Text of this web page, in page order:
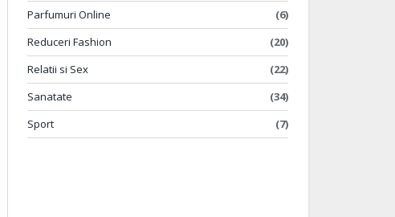
Parfumuri Online
(6)
Reduceri Fashion
(20)
Relatii si Sex
(22)
Sanatate
(34)
Sport
(7)